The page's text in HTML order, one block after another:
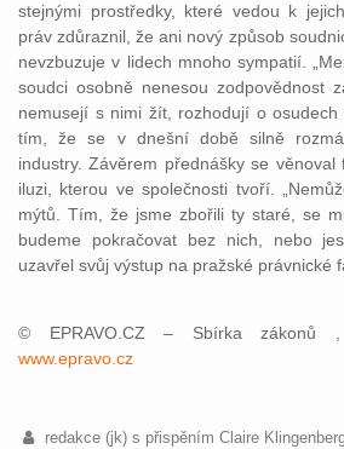
stejnými prostředky, které vedou k
práv zdůraznil, že ani nový způsob
nevzbuzuje v lidech mnoho sympatií.
soudci osobně nenesou zodpovědnost
nemusejí s nimi žít, rozhodují o osudech
tím, že se v dnešní době silně
industry. Závěrem přednášky se věnoval
iluzi, kterou ve společnosti tvoří.
mýtů. Tím, že jsme zbořili ty staré, se
budeme pokračovat bez nich, nebo
uzavřel svůj výstup na pražské právnické
© EPRAVO.CZ – Sbírka zákonů
www.epravo.cz
redakce (jk) s přispěním Claire